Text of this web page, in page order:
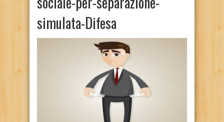
simulata-Difesa